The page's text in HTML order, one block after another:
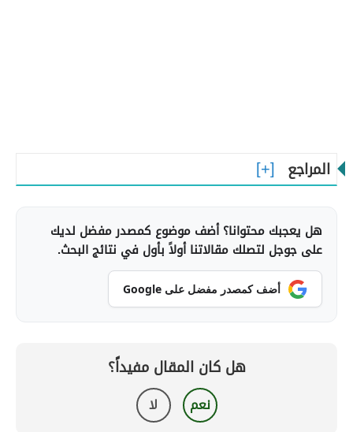
المراجع
هل يعجبك محتوانا؟ أضف موضوع كمصدر مفضل لديك
على جوجل لتصلك مقالاتنا أولاً بأول في نتائج البحث.
أضف كمصدر مفضل على Google
هل كان المقال مفيداً؟
نعم لا